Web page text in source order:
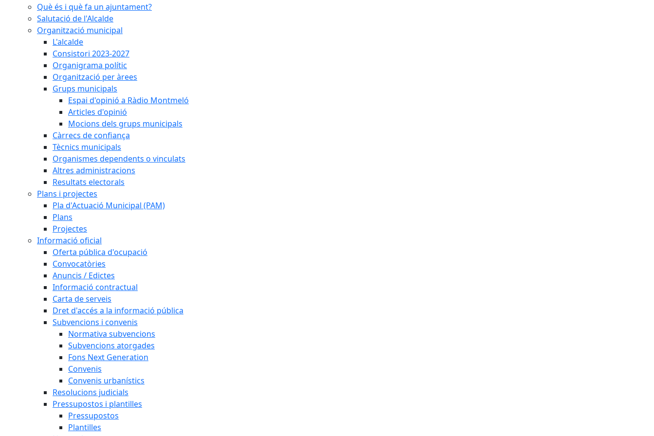
Què és i què fa un ajuntament?
Salutació de l'Alcalde
Organització municipal
L'alcalde
Consistori 2023-2027
Organigrama polític
Organització per àrees
Grups municipals
Espai d'opinió a Ràdio Montmeló
Articles d'opinió
Mocions dels grups municipals
Càrrecs de confiança
Tècnics municipals
Organismes dependents o vinculats
Altres administracions
Resultats electorals
Plans i projectes
Pla d'Actuació Municipal (PAM)
Plans
Projectes
Informació oficial
Oferta pública d'ocupació
Convocatòries
Anuncis / Edictes
Informació contractual
Carta de serveis
Dret d'accés a la informació pública
Subvencions i convenis
Normativa subvencions
Subvencions atorgades
Fons Next Generation
Convenis
Convenis urbanístics
Resolucions judicials
Pressupostos i plantilles
Pressupostos
Plantilles